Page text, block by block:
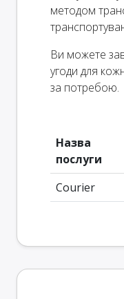
методом
Ви можете
угоди для
за потребою.
Назва
послуги
Courier